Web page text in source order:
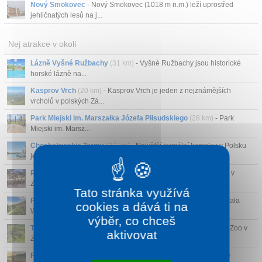
Nový Smokovec - Nový Smokovec (1018 m n.m.) leží uprostřed
jehličnatých lesů na j...
Nej atrakce v okolí
Lázně Vyšné Ružbachy (31 km) - Vyšné Ružbachy jsou historické
horské lázně na...
Kasprov Vrch (20 km) - Kasprov Vrch je jeden z nejznámějších
vrcholů v polských Zá...
Park Miejski im. Marszałka Józefa Piłsudskiego (26 km) - Park
Miejski im. Marsz...
Chochołowskie Termy (37 km)- Největší termální komplex v Polsku
je dokonalé míst...
Restaurace Stek Chałupa (26 km)- Restaurace Stek Chałupa v
Zakopaném je tradiční...
Přírodní rezervace Biała Woda (39 km)- Přírodní rezervace Biała
Woda je jední...
Tatrzańskie Mini Zoo v Zakopaném (25 km)- Tatrzańskie Mini Zoo v
Zakopaném je m...
Polana Kalatówki
- Polana Kalatówki je horská louka v
Tato stránka využívá
cookies a dává ti na
výběr, co chceš
aktivovat